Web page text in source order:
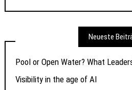
Neueste
Pool or Open Water? What
Visibility in the age of AI